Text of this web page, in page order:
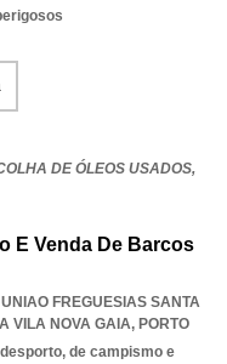
DE ÓLEOS USADOS,
E Venda De Barcos
UNIAO FREGUESIAS SANTA
VILA NOVA GAIA, PORTO
de campismo e